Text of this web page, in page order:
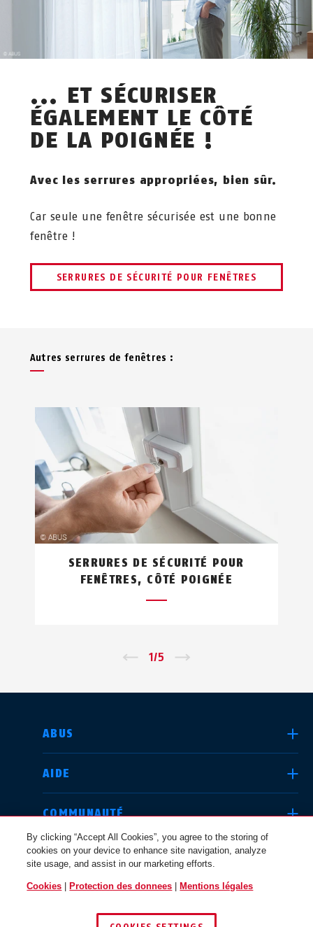
... ET SÉCURISER
ÉGALEMENT LE CÔTÉ
DE LA POIGNÉE !
Avec les serrures appropriées, bien sûr.
Car seule une fenêtre sécurisée est une bonne
fenêtre !
SERRURES DE SÉCURITÉ POUR FENÊTRES
Autres serrures de fenêtres :
SERRURES DE SÉCURITÉ POUR
FENÊTRES, CÔTÉ POIGNÉE
1/5
ABUS
AIDE
COMMUNAUTÉ
QUESTIONS JURIDIQUES
CHOISIR UN PAYS
Deutschland
By clicking “Accept All Cookies”, you agree to the storing of
cookies on your device to enhance site navigation, analyze
site usage, and assist in our marketing efforts.
Cookies Protection des donnees Mentions légales